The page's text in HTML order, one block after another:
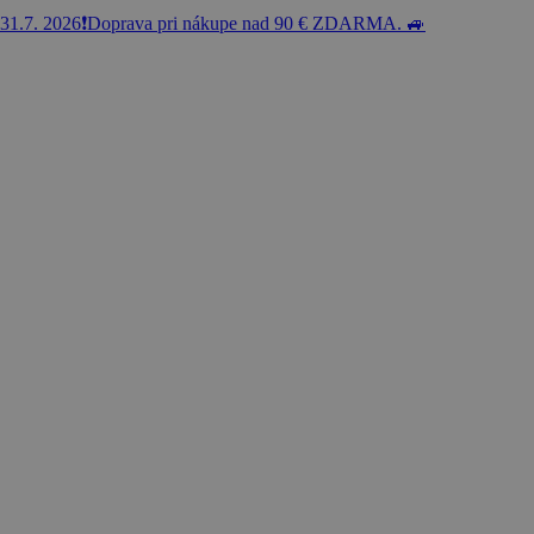
2026❗️Doprava pri nákupe nad 90 € ZDARMA. 🚙